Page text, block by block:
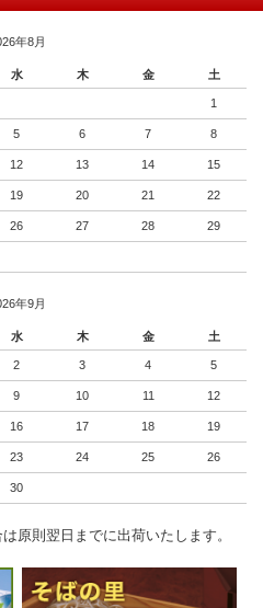
年8月
水 木 金 土
1
5 6 7 8
12 13 14 15
19 20 21 22
26 27 28 29
年9月
水 木 金 土
2 3 4 5
9 10 11 12
16 17 18 19
23 24 25 26
30
原則翌日までに出荷いたします。